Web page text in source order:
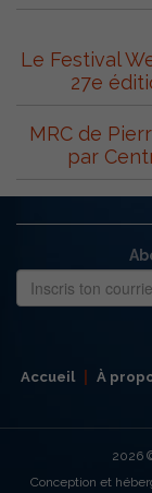
Le Festival
27e
MRC de
par
Accueil À
2026
Conception et